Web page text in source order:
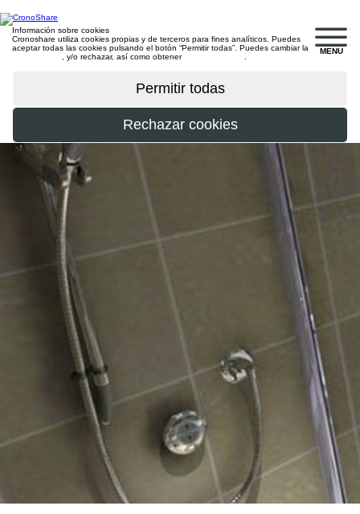
MENU
Información sobre cookies
Cronoshare utiliza cookies propias y de terceros para fines analíticos. Puedes
aceptar todas las cookies pulsando el botón “Permitir todas”. Puedes cambiar la
, y/o rechazar, así como obtener